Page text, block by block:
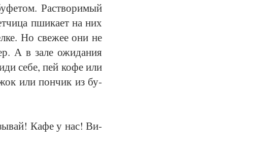
Рас­тво­ри­мый
пши­ка­ет на них
Но све­жее они не
А в за­ле ожи­да­ния
се­бе, пей ко­фе или
или пон­чик из бу­
Ка­фе у нас! Ви­